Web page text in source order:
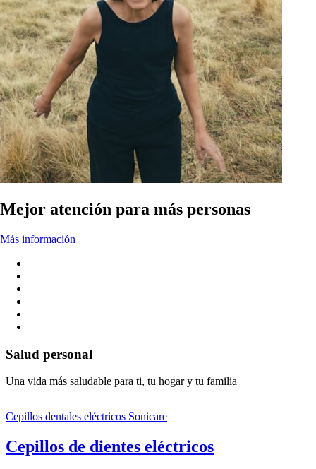
Mejor atención para más personas
Más información
Salud personal
Una vida más saludable para ti, tu hogar y tu familia
Cepillos dentales eléctricos Sonicare
Cepillos de dientes eléctricos